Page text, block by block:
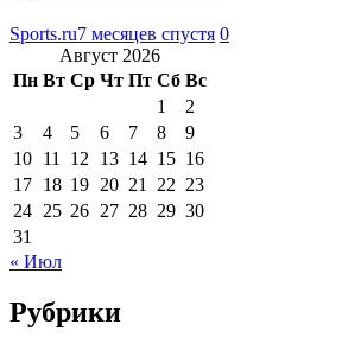
Sports.ru7 месяцев спустя 0
Август 2026
Пн Вт Ср Чт Пт Сб Вс
1
2
3
4 5 6 7 8
9
10 11 12 13 14 15 16
17 18 19 20 21 22 23
24 25 26 27 28 29 30
31
« Июл
Рубрики